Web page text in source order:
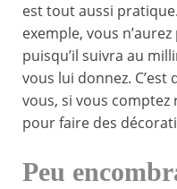
est tout aussi
exemple, vous
puisqu’il suivra au
vous lui donnez.
vous, si vous
pour faire des
Peu